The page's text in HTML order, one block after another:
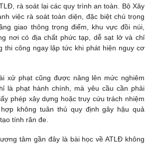
rà soát lại các quy trình an toàn. Bộ Xây
việc rà soát toàn diện, đặc biệt chú trọng
giao thông trọng điểm, khu vực đồi núi,
nơi có địa chất phức tạp, dễ sạt lở và chỉ
thi công ngay lập tức khi phát hiện nguy cơ
xử phạt cũng được nâng lên mức nghiêm
là phạt hành chính, mà yêu cầu cần phải
phép xây dựng hoặc truy cứu trách nhiệm
không tuân thủ quy định gây hậu quả
tính răn đe.
tâm gần đây là bài học về ATLĐ không